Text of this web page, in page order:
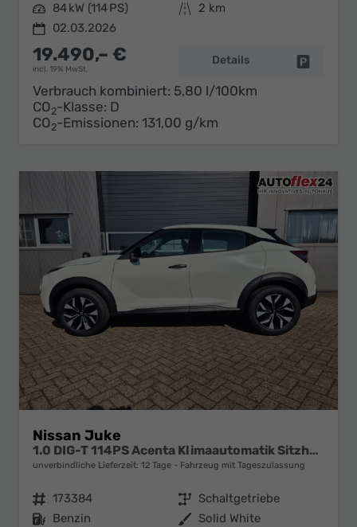
Leistung 84 kW (114 PS) Kilometerstand
2 km
02.03.2026
19.490,– €
incl. 19% MwSt.
Details
Verbrauch kombiniert: 5,80 l/100km
CO2-Klasse: D
CO2-Emissionen: 131,00 g/km
Nissan Juke
1.0 DIG-T 114PS Acenta Klimaautomatik Sitzheizung Rückf.Kamera Bluetooth Touchscreen wireless Apple CarPlay Android Auto
unverbindliche Lieferzeit: 12 Tage Fahrzeug mit Tageszulassung
Fahrzeugnr. 173384 Getriebe Schaltgetriebe
Kraftstoff Benzin Außenfarbe Solid White